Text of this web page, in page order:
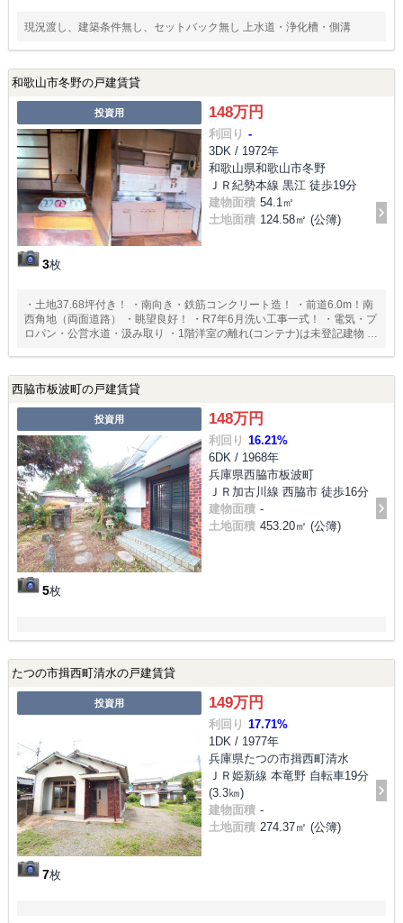
現況渡し、建築条件無し、セットバック無し 上水道・浄化槽・側溝
和歌山市冬野の戸建賃貸
投資用
3枚
148万円
利回り -
3DK / 1972年
和歌山県和歌山市冬野
ＪＲ紀勢本線 黒江 徒歩19分
建物面積 54.1㎡
土地面積 124.58㎡ (公簿)
・土地37.68坪付き！ ・南向き・鉄筋コンクリート造！ ・前道6.0m！南
西角地（両面道路） ・眺望良好！ ・R7年6月洗い工事一式！ ・電気・プ
ロパン・公営水道・汲み取り ・1階洋室の離れ(コンテナ)は未登記建物 ・
指定
西脇市板波町の戸建賃貸
投資用
5枚
148万円
利回り 16.21%
6DK / 1968年
兵庫県西脇市板波町
ＪＲ加古川線 西脇市 徒歩16分
建物面積 -
土地面積 453.20㎡ (公簿)
たつの市揖西町清水の戸建賃貸
投資用
7枚
149万円
利回り 17.71%
1DK / 1977年
兵庫県たつの市揖西町清水
ＪＲ姫新線 本竜野 自転車19分
(3.3㎞)
建物面積 -
土地面積 274.37㎡ (公簿)